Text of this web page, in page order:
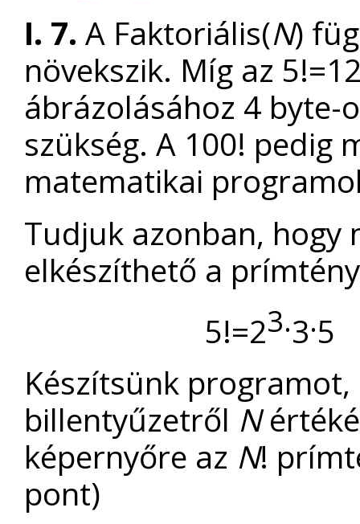
I. 7. A Faktoriális(N)
növekszik. Míg az
ábrázolásához 4 byte-
szükség. A 100! pedig
matematikai
Tudjuk azonban, hogy
elkészíthető a
5!=23.3.5
Készítsünk
billentyűzetről N
képernyőre az N!
pont)